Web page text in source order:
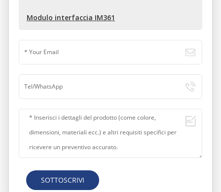
Modulo interfaccia IM361
SOTTOSCRIVI